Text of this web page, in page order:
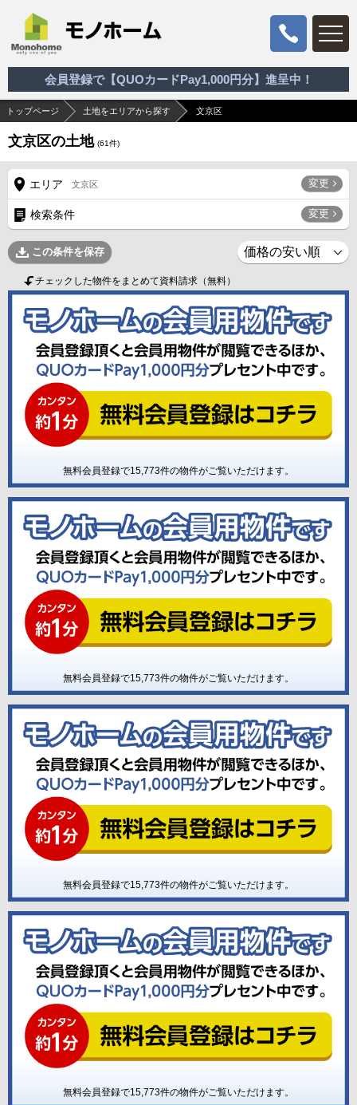
会員登録で【QUOカードPay1,000円分】進呈中！
トップページ 土地をエリアから探す 文京区
文京区の土地 (61件)
エリア 文京区 変更
検索条件 変更
この条件を保存
チェックした物件をまとめて資料請求（無料）
無料会員登録で15,773件の物件がご覧いただけます。
無料会員登録で15,773件の物件がご覧いただけます。
無料会員登録で15,773件の物件がご覧いただけます。
無料会員登録で15,773件の物件がご覧いただけます。